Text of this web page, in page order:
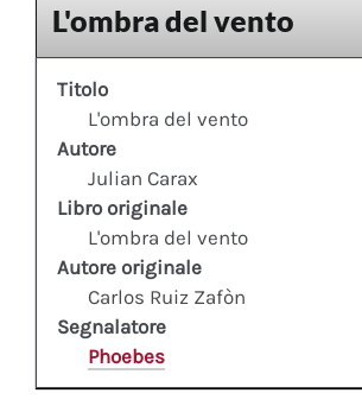
L'ombra del vento
Titolo
L'ombra del vento
Autore
Julian Carax
Libro originale
L'ombra del vento
Autore originale
Carlos Ruiz Zafòn
Segnalatore
Phoebes